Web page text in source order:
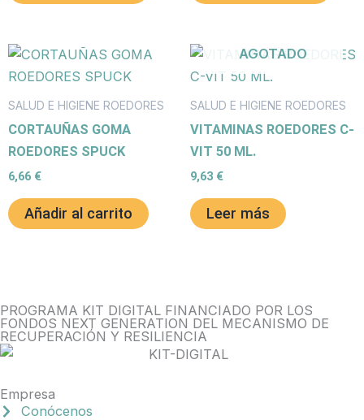
SALUD E HIGIENE ROEDORES
CORTAUÑAS GOMA
ROEDORES SPUCK
6,66 €
Añadir al carrito
AGOTADO
SALUD E HIGIENE ROEDORES
VITAMINAS ROEDORES C-
VIT 50 ML.
9,63 €
Leer más
PROGRAMA KIT DIGITAL FINANCIADO POR LOS
FONDOS NEXT GENERATION DEL MECANISMO DE
RECUPERACIÓN Y RESILIENCIA
Empresa
Conócenos